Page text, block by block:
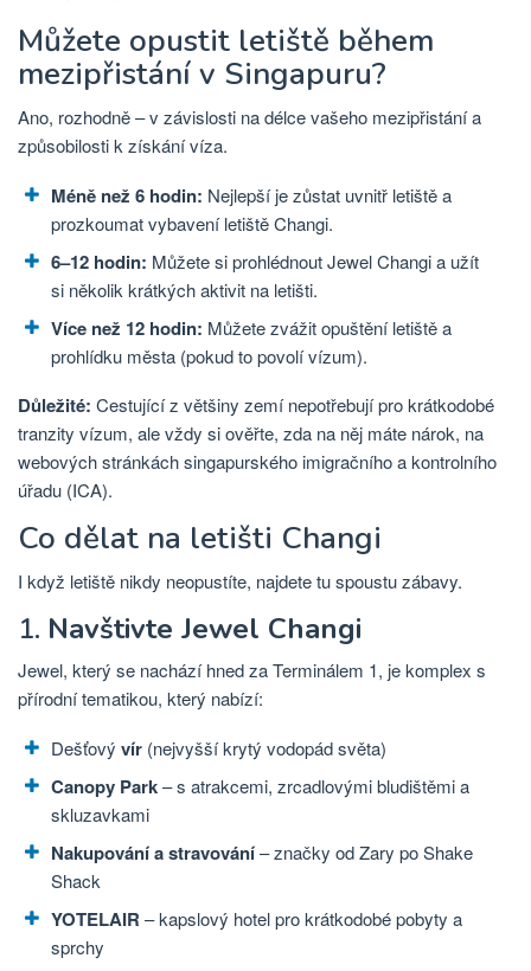
Můžete opustit letiště během
mezipřistání v Singapuru?
Ano, rozhodně – v závislosti na délce vašeho mezipřistání a
způsobilosti k získání víza.
Méně než 6 hodin: Nejlepší je zůstat uvnitř letiště a
prozkoumat vybavení letiště Changi.
6–12 hodin: Můžete si prohlédnout Jewel Changi a užít
si několik krátkých aktivit na letišti.
Více než 12 hodin: Můžete zvážit opuštění letiště a
prohlídku města (pokud to povolí vízum).
Důležité: Cestující z většiny zemí nepotřebují pro krátkodobé
tranzity vízum, ale vždy si ověřte, zda na něj máte nárok, na
webových stránkách singapurského imigračního a kontrolního
úřadu (ICA).
Co dělat na letišti Changi
I když letiště nikdy neopustíte, najdete tu spoustu zábavy.
1. Navštivte Jewel Changi
Jewel, který se nachází hned za Terminálem 1, je komplex s
přírodní tematikou, který nabízí:
Dešťový vír (nejvyšší krytý vodopád světa)
Canopy Park– s atrakcemi, zrcadlovými bludištěmi a
skluzavkami
Nakupování a stravování– značky od Zary po Shake
Shack
YOTELAIR – kapslový hotel pro krátkodobé pobyty a
sprchy